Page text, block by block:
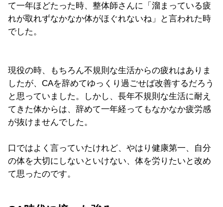
て一年ほどたった時、整体師さんに「溜まっている疲
れが取れずなかなか体がほぐれないね」と言われた時
でした。
現役の時、もちろん不規則な生活からの疲れはありま
したが、CAを辞めてゆっくり過ごせば改善するだろう
と思っていました。しかし、長年不規則な生活に耐え
てきた体からは、辞めて一年経ってもなかなか疲労感
が抜けませんでした。
口ではよく言っていたけれど、やはり健康第一、自分
の体を大切にしないといけない、体を労りたいと改め
て思ったのです。